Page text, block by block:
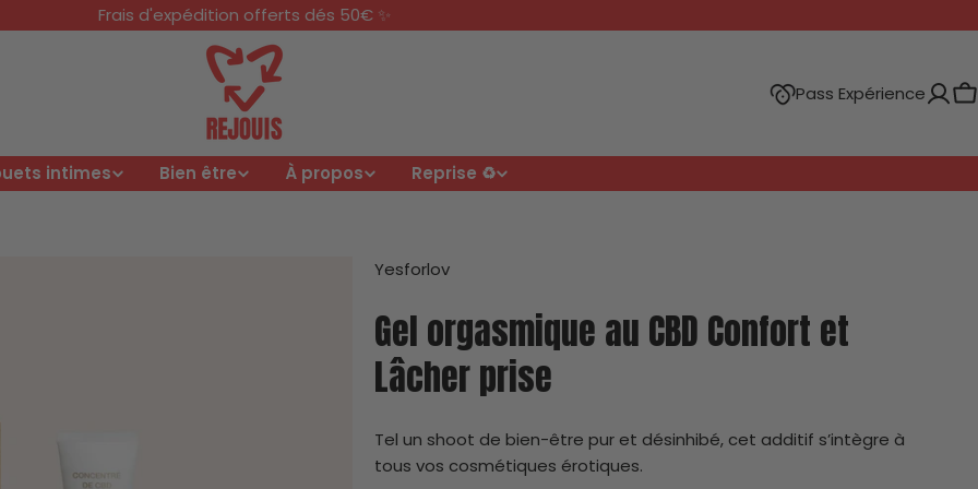
Frais d'expédition offerts dés 50€ ✨
Pass Expérience
intimes Bien être À propos Reprise ♻️
Yesforlov
Gel orgasmique au CBD Confort et
Lâcher prise
Tel un shoot de bien-être pur et désinhibé, cet additif s’intègre à
tous vos cosmétiques érotiques.